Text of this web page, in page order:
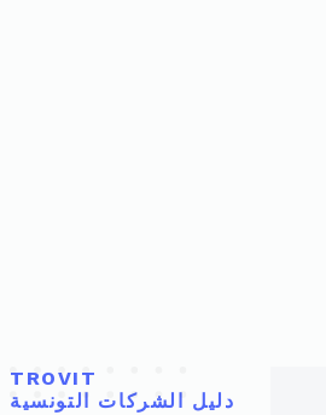
TROVIT
دليل الشركات التونسية